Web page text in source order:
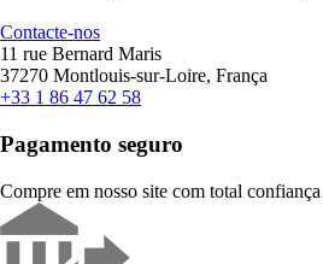
Contacte-nos
11 rue Bernard Maris
37270 Montlouis-sur-Loire, França
+33 1 86 47 62 58
Pagamento seguro
Compre em nosso site com total confiança